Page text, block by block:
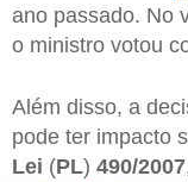
ano passado. No
o ministro votou
Além disso, a
pode ter impacto
Lei (PL) 490/2007